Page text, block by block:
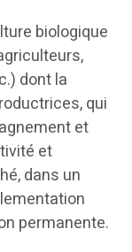
biologique
dont la
qui
et
et
dans un
permanente.